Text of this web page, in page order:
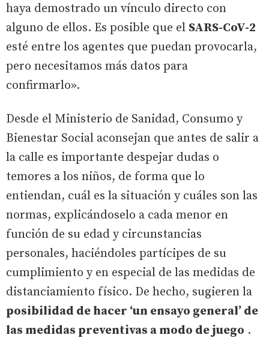
haya demostrado un vínculo directo con
alguno de ellos. Es posible que el SARS-CoV-2
esté entre los agentes que puedan provocarla,
pero necesitamos más datos para
confirmarlo».
Desde el Ministerio de Sanidad, Consumo y
Bienestar Social aconsejan que antes de salir a
la calle es importante despejar dudas o
temores a los niños, de forma que lo
entiendan, cuál es la situación y cuáles son las
normas, explicándoselo a cada menor en
función de su edad y circunstancias
personales, haciéndoles partícipes de su
cumplimiento y en especial de las medidas de
distanciamiento físico. De hecho, sugieren la
posibilidad de hacer ‘un ensayo general’ de
las medidas preventivas a modo de juego .